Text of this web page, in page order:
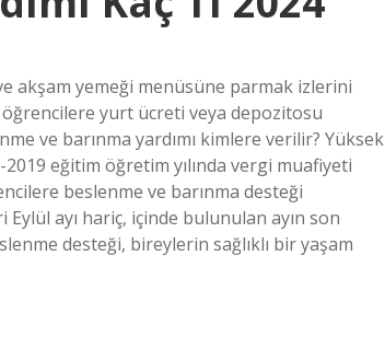
akşam yemeği menüsüne parmak izlerini
yurt ücreti veya depozitosu
ve barınma yardımı kimlere verilir? Yüksek
eğitim öğretim yılında vergi muafiyeti
beslenme ve barınma desteği
Eylül ayı hariç, içinde bulunulan ayın son
desteği, bireylerin sağlıklı bir yaşam